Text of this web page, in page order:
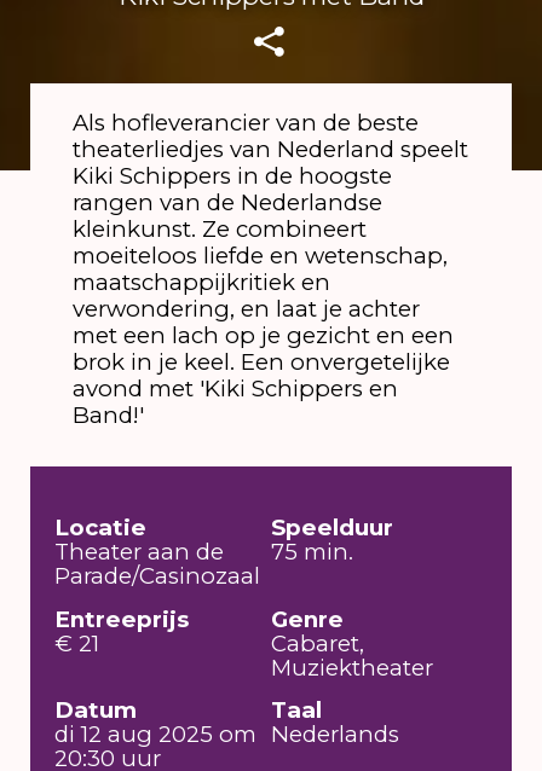
Als hofleverancier van de beste
theaterliedjes van Nederland speelt
Kiki Schippers in de hoogste
rangen van de Nederlandse
kleinkunst. Ze combineert
moeiteloos liefde en wetenschap,
maatschappijkritiek en
verwondering, en laat je achter
met een lach op je gezicht en een
brok in je keel. Een onvergetelijke
avond met 'Kiki Schippers en
Band!'
Locatie
Theater aan de
Parade/Casinozaal
Speelduur
75 min.
Entreeprijs
€ 21
Genre
Cabaret,
Muziektheater
Datum
di 12 aug 2025 om
20:30 uur
Taal
Nederlands